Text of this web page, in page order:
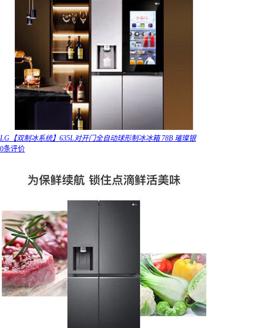
LG【双制冰系统】635L对开门全自动球形制冰冰箱 78B 璀璨银
0条评价